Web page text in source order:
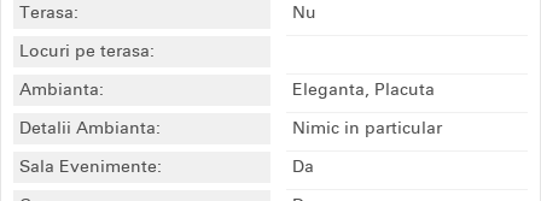
Terasa:
Nu
Locuri pe terasa:
Ambianta:
Eleganta, Placuta
Detalii Ambianta:
Nimic in particular
Sala Evenimente:
Da